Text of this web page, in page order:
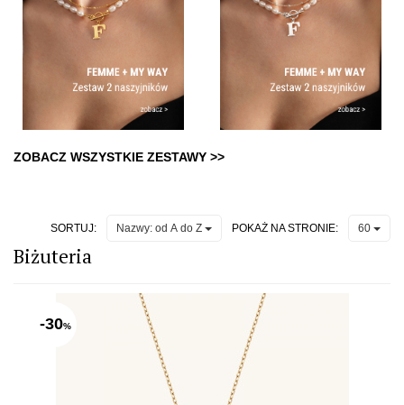
ZOBACZ WSZYSTKIE ZESTAWY >>
SORTUJ: Nazwy: od A do Z POKAŻ NA STRONIE: 60
Biżuteria
-30%